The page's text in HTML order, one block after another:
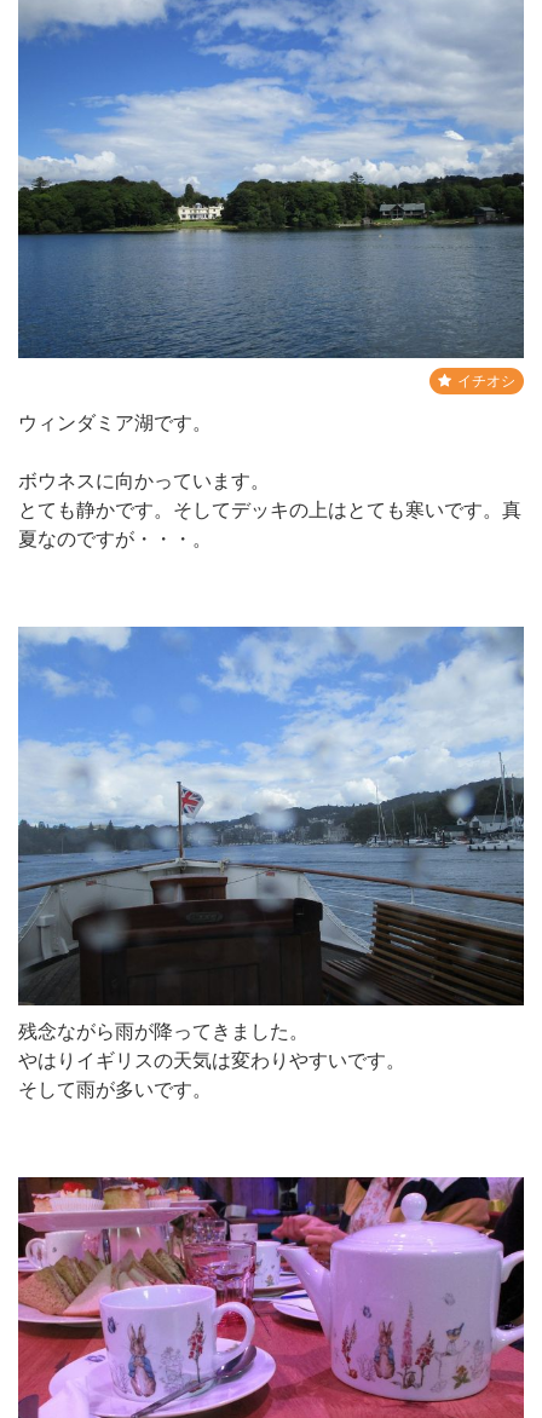
イチオシ
ウィンダミア湖です。
ボウネスに向かっています。
とても静かです。そしてデッキの上はとても寒いです。真
夏なのですが・・・。
残念ながら雨が降ってきました。
やはりイギリスの天気は変わりやすいです。
そして雨が多いです。